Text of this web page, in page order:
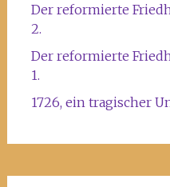
Der reformierte
2.
Der reformierte
1.
1726, ein tragischer